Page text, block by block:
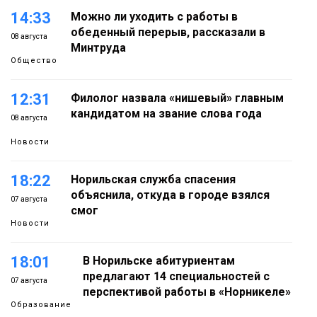
14:33
08 августа
Общество
Можно ли уходить с работы в
обеденный перерыв, рассказали в
Минтруда
12:31
08 августа
Новости
Филолог назвала «нишевый» главным
кандидатом на звание слова года
18:22
07 августа
Новости
Норильская служба спасения
объяснила, откуда в городе взялся
смог
18:01
07 августа
Образование
В Норильске абитуриентам
предлагают 14 специальностей с
перспективой работы в «Норникеле»